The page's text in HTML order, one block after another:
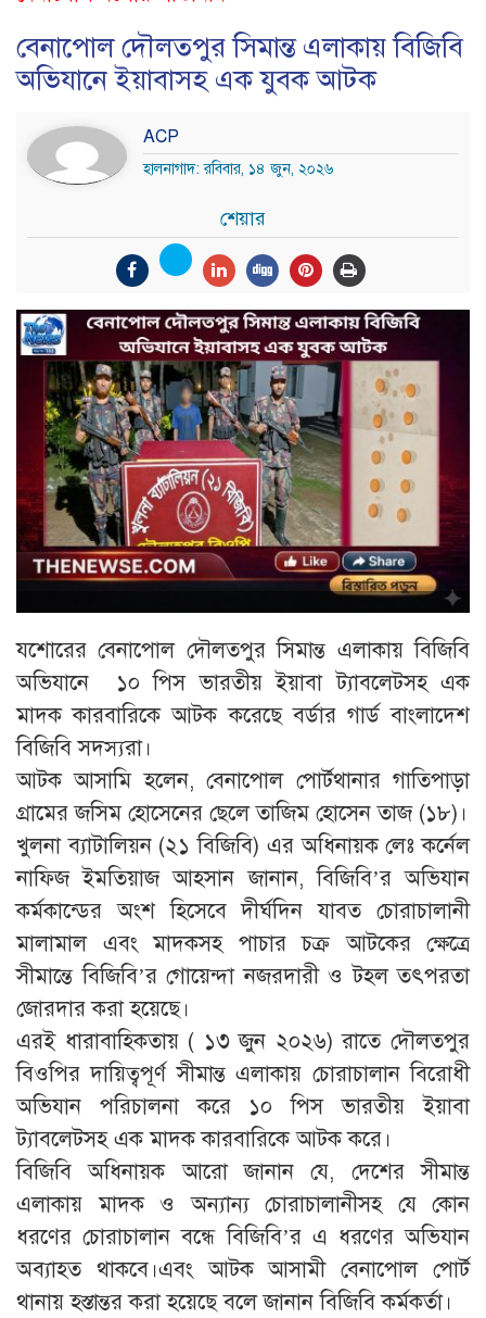
বেনাপোল দৌলতপুর সিমান্ত এলাকায় বিজিবি
অভিযানে ইয়াবাসহ এক যুবক আটক
ACP
হালনাগাদ: রবিবার, ১৪ জুন, ২০২৬
শেয়ার
যশোরের বেনাপোল দৌলতপুর সিমান্ত এলাকায় বিজিবি
অভিযানে ১০ পিস ভারতীয় ইয়াবা ট্যাবলেটসহ এক
মাদক কারবারিকে আটক করেছে বর্ডার গার্ড বাংলাদেশ
বিজিবি সদস্যরা।
আটক আসামি হলেন, বেনাপোল পোর্টথানার গাতিপাড়া
গ্রামের জসিম হোসেনের ছেলে তাজিম হোসেন তাজ (১৮)।
খুলনা ব্যাটালিয়ন (২১ বিজিবি) এর অধিনায়ক লেঃ কর্নেল
নাফিজ ইমতিয়াজ আহসান জানান, বিজিবি’র অভিযান
কর্মকান্ডের অংশ হিসেবে দীর্ঘদিন যাবত চোরাচালানী
মালামাল এবং মাদকসহ পাচার চক্র আটকের ক্ষেত্রে
সীমান্তে বিজিবি’র গোয়েন্দা নজরদারী ও টহল তৎপরতা
জোরদার করা হয়েছে।
এরই ধারাবাহিকতায় ( ১৩ জুন ২০২৬) রাতে দৌলতপুর
বিওপির দায়িত্বপূর্ণ সীমান্ত এলাকায় চোরাচালান বিরোধী
অভিযান পরিচালনা করে ১০ পিস ভারতীয় ইয়াবা
ট্যাবলেটসহ এক মাদক কারবারিকে আটক করে।
বিজিবি অধিনায়ক আরো জানান যে, দেশের সীমান্ত
এলাকায় মাদক ও অন্যান্য চোরাচালানীসহ যে কোন
ধরণের চোরাচালান বন্ধে বিজিবি’র এ ধরণের অভিযান
অব্যাহত থাকবে।এবং আটক আসামী বেনাপোল পোর্ট
থানায় হস্তান্তর করা হয়েছে বলে জানান বিজিবি কর্মকর্তা।